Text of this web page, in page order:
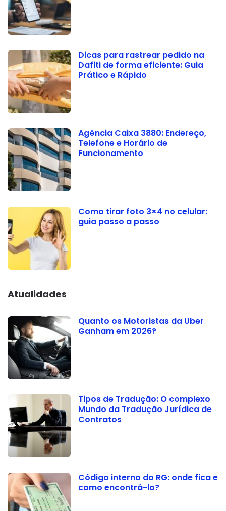
Dicas para rastrear pedido na
Dafiti de forma eficiente: Guia
Prático e Rápido
Agência Caixa 3880: Endereço,
Telefone e Horário de
Funcionamento
Como tirar foto 3×4 no celular:
guia passo a passo
Atualidades
Quanto os Motoristas da Uber
Ganham em 2026?
Tipos de Tradução: O complexo
Mundo da Tradução Jurídica de
Contratos
Código interno do RG: onde fica e
como encontrá-lo?